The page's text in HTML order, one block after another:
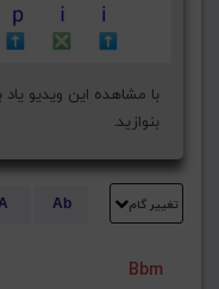
با مشاهده این ویدیو
بنوازید.
تغییر گام Ab
Bbm